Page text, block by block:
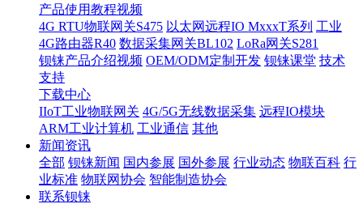
产品使用教程视频
4G RTU物联网关S475 以太网远程IO MxxxT系列 工业
4G路由器R40 数据采集网关BL102 LoRa网关S281
钡铼产品介绍视频 OEM/ODM定制开发 钡铼课堂 技术
支持
下载中心
IIoT工业物联网关 4G/5G无线数据采集 远程IO模块
ARM工业计算机 工业通信 其他
新闻资讯
全部 钡铼新闻 国内参展 国外参展 行业动态 物联百科 行
业标准 物联网协会 智能制造协会
联系钡铼